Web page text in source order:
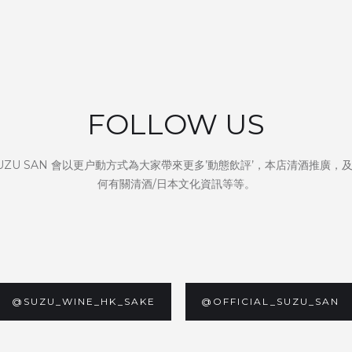
FOLLOW US
SAN 會以更户動方式為大家帶來更多’動態飲評’，本店清酒推廣，
何有關清酒/日本文化資訊等等。
@SUZU_WINE_HK_SAKE @OFFICIAL_SUZU_SAN